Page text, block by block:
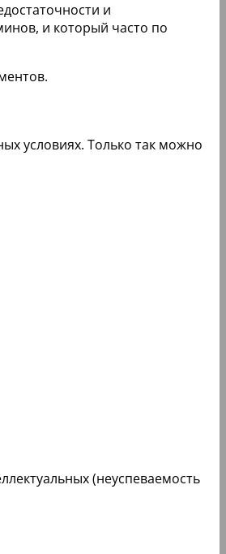
и
и который часто по
условиях. Только так можно
(неуспеваемость